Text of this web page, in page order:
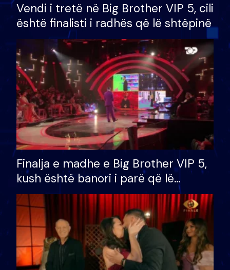
Vendi i tretë në Big Brother VIP 5, cili
është finalisti i radhës që lë shtëpinë
Finalja e madhe e Big Brother VIP 5,
kush është banori i parë që lë
shtëpinë dhe humb mundësinë për
të fituar çmimin e madh